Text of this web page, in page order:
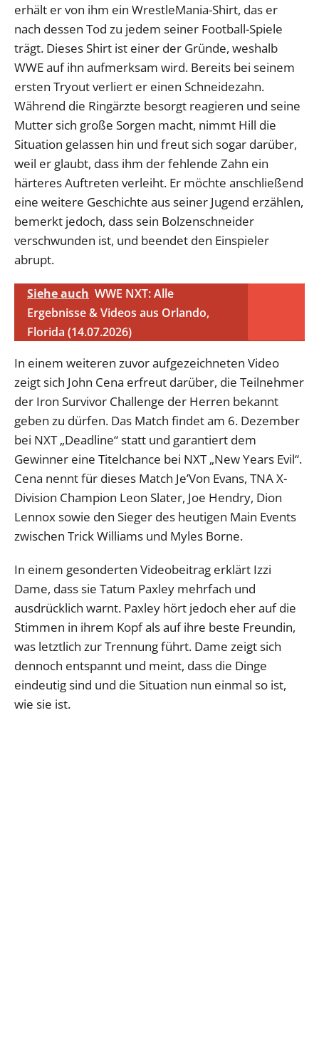
erhält er von ihm ein WrestleMania-Shirt, das er
nach dessen Tod zu jedem seiner Football-Spiele
trägt. Dieses Shirt ist einer der Gründe, weshalb
WWE auf ihn aufmerksam wird. Bereits bei seinem
ersten Tryout verliert er einen Schneidezahn.
Während die Ringärzte besorgt reagieren und seine
Mutter sich große Sorgen macht, nimmt Hill die
Situation gelassen hin und freut sich sogar darüber,
weil er glaubt, dass ihm der fehlende Zahn ein
härteres Auftreten verleiht. Er möchte anschließend
eine weitere Geschichte aus seiner Jugend erzählen,
bemerkt jedoch, dass sein Bolzenschneider
verschwunden ist, und beendet den Einspieler
abrupt.
Siehe auch WWE NXT: Alle
Ergebnisse & Videos aus Orlando,
Florida (14.07.2026)
In einem weiteren zuvor aufgezeichneten Video
zeigt sich John Cena erfreut darüber, die Teilnehmer
der Iron Survivor Challenge der Herren bekannt
geben zu dürfen. Das Match findet am 6. Dezember
bei NXT „Deadline“ statt und garantiert dem
Gewinner eine Titelchance bei NXT „New Years Evil“.
Cena nennt für dieses Match Je’Von Evans, TNA X-
Division Champion Leon Slater, Joe Hendry, Dion
Lennox sowie den Sieger des heutigen Main Events
zwischen Trick Williams und Myles Borne.
In einem gesonderten Videobeitrag erklärt Izzi
Dame, dass sie Tatum Paxley mehrfach und
ausdrücklich warnt. Paxley hört jedoch eher auf die
Stimmen in ihrem Kopf als auf ihre beste Freundin,
was letztlich zur Trennung führt. Dame zeigt sich
dennoch entspannt und meint, dass die Dinge
eindeutig sind und die Situation nun einmal so ist,
wie sie ist.